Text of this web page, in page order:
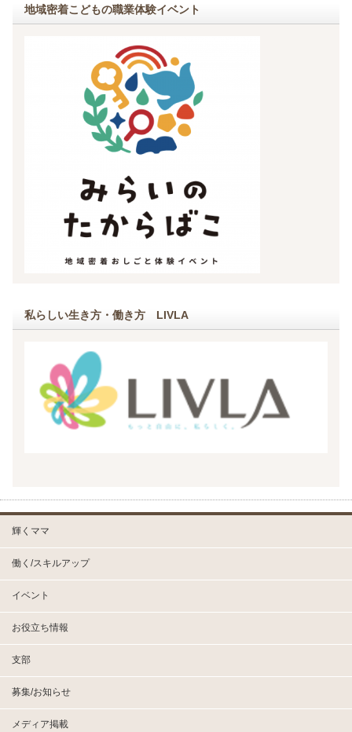
地域密着こどもの職業体験イベント
私らしい生き方・働き方 LIVLA
輝くママ
働く/スキルアップ
イベント
お役立ち情報
支部
募集/お知らせ
メディア掲載